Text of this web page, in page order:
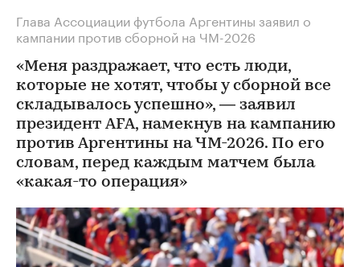
Глава Ассоциации футбола Аргентины заявил о
кампании против сборной на ЧМ-2026
«Меня раздражает, что есть люди,
которые не хотят, чтобы у сборной все
складывалось успешно», — заявил
президент AFA, намекнув на кампанию
против Аргентины на ЧМ-2026. По его
словам, перед каждым матчем была
«какая-то операция»